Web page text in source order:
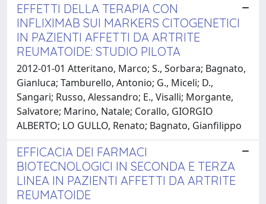
EFFETTI DELLA TERAPIA CON
INFLIXIMAB SUI MARKERS CITOGENETICI
IN PAZIENTI AFFETTI DA ARTRITE
REUMATOIDE: STUDIO PILOTA
2012-01-01 Atteritano, Marco; S., Sorbara; Bagnato,
Gianluca; Tamburello, Antonio; G., Miceli; D.,
Sangari; Russo, Alessandro; E., Visalli; Morgante,
Salvatore; Marino, Natale; Corallo, GIORGIO
ALBERTO; LO GULLO, Renato; Bagnato, Gianfilippo
EFFICACIA DEI FARMACI
BIOTECNOLOGICI IN SECONDA E TERZA
LINEA IN PAZIENTI AFFETTI DA ARTRITE
REUMATOIDE